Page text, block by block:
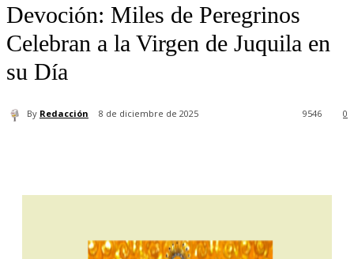
Devoción: Miles de Peregrinos
Celebran a la Virgen de Juquila en
su Día
By Redacción 8 de diciembre de 2025 0
9546